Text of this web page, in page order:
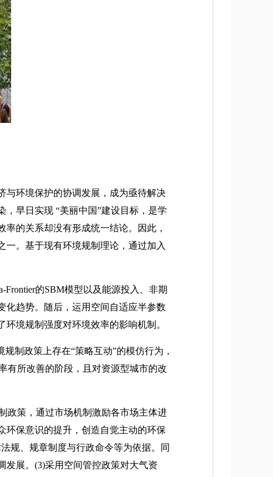
环境保护的协调发展，成为亟待解决
早日实现 “美丽中国”建设目标，是学
的关系却没有形成统一结论。因此，
。基于现有环境规制理论，通过加入
的SBM模型以及能源投入、非期
化趋势。随后，运用空间自适应半参数
境规制强度对环境效率的影响机制。
制政策上存在“策略互动”的模仿行为，
有所改善的阶段，且对资源型城市的改
策，通过市场机制激励各市场主体进
环保意识的提升，创造自觉主动的环保
规、规章制度与行政命令等为依据。同
发展。(3)采用空间管控政策对大气资